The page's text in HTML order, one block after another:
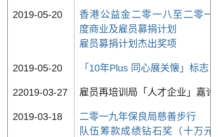
2019-05-20
香港公益金二零一八至二零一
度商业及雇员募捐计划
雇员募捐计划杰出奖项
2019-05-20 「10年Plus 同心展关懐」标志
22019-03-27 雇员再培训局「人才企业」嘉许
2019-03-18
二零一九年保良局慈善步行
队伍筹款成绩钻石奖（十万元